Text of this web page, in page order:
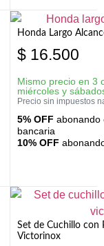
Honda Largo
$ 16.500
Mismo precio en 3
miércoles y
Precio sin impuestos
5% OFF abonando
bancaria
10% OFF
Set de Cuchillo con
Victorinox